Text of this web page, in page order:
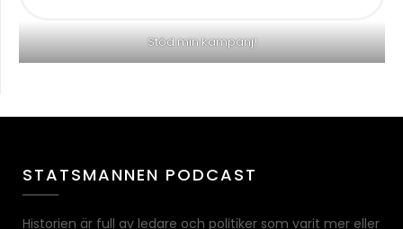
Stöd min kampanj!
STATSMANNEN PODCAST
Historien är full av ledare och politiker som varit mer eller